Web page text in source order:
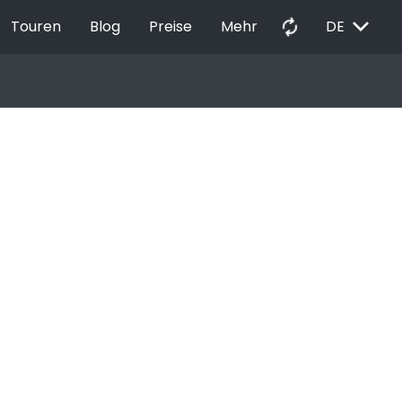
Touren Blog Preise Mehr autorenew DE EXPAND_MORE